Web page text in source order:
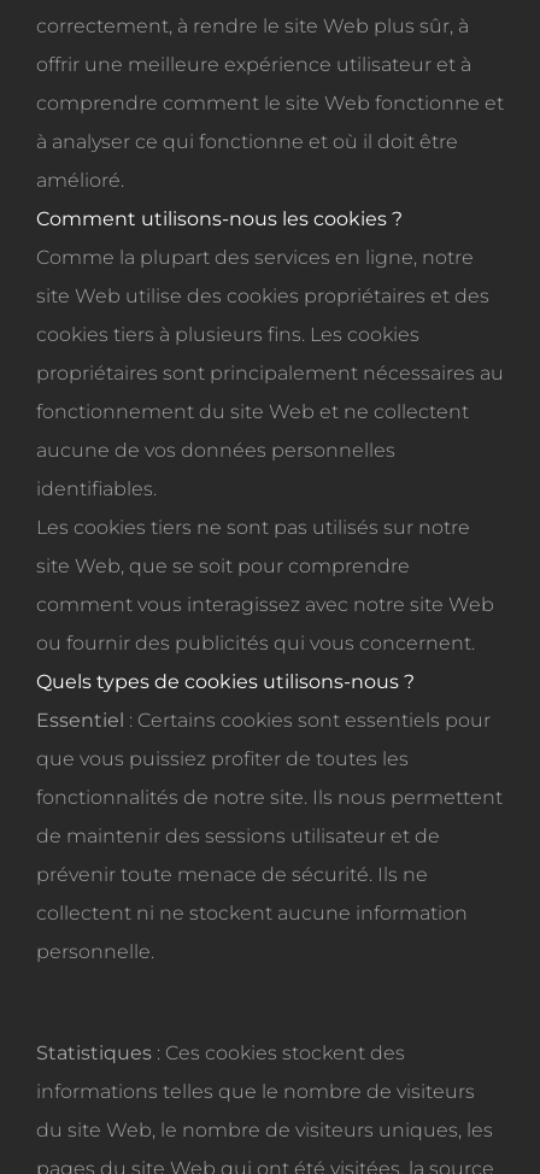
correctement, à rendre le site Web plus sûr, à
offrir une meilleure expérience utilisateur et à
comprendre comment le site Web fonctionne et
à analyser ce qui fonctionne et où il doit être
amélioré.
Comment utilisons-nous les cookies ?
Comme la plupart des services en ligne, notre
site Web utilise des cookies propriétaires et des
cookies tiers à plusieurs fins. Les cookies
propriétaires sont principalement nécessaires au
fonctionnement du site Web et ne collectent
aucune de vos données personnelles
identifiables.
Les cookies tiers ne sont pas utilisés sur notre
site Web, que se soit pour comprendre
comment vous interagissez avec notre site Web
ou fournir des publicités qui vous concernent.
Quels types de cookies utilisons-nous ?
Essentiel : Certains cookies sont essentiels pour
que vous puissiez profiter de toutes les
fonctionnalités de notre site. Ils nous permettent
de maintenir des sessions utilisateur et de
prévenir toute menace de sécurité. Ils ne
collectent ni ne stockent aucune information
personnelle.
Statistiques : Ces cookies stockent des
informations telles que le nombre de visiteurs
du site Web, le nombre de visiteurs uniques, les
pages du site Web qui ont été visitées, la source